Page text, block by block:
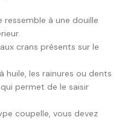
à une douille
crans présents sur le
huile, les rainures ou dents
permet de le saisir
coupelle, vous devez